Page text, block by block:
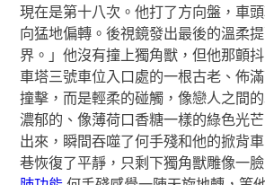
現在是第十八次。他打了方向盤，車
向猛地偏轉。後視鏡發出最後的溫柔
界。」他沒有撞上獨角獸，但他那顫
車塔三號車位入口處的一根古老、佈
撞擊，而是輕柔的碰觸，像戀人之間
濃郁的、像薄荷口香糖一樣的綠色光
出來，瞬間吞噬了何手殘和他的掀背
巷恢復了平靜，只剩下獨角獸雕像一